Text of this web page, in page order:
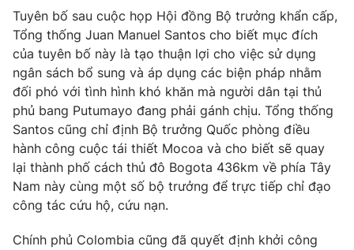
Hậu trường
Nhân vật
Khán giả
Giải sao mai
Điện ảnh
Âm nhạc
Sao
Đời sống
Du lịch
Làm đẹp
Chất lượng cuộc sống
Giáo dục
Tuyển sinh
Học trực tuyến
Công nghệ
Hitech Công nghệ tương lai
Sản phẩm
Thị trường
Giao lưu trực tuyến
Lịch phát sóng
Tuyên bố sau cuộc họp Hội đồng Bộ trưởng khẩn cấp,
Tổng thống Juan Manuel Santos cho biết mục đích
của tuyên bố này là tạo thuận lợi cho việc sử dụng
ngân sách bổ sung và áp dụng các biện pháp nhằm
đối phó với tình hình khó khăn mà người dân tại thủ
phủ bang Putumayo đang phải gánh chịu. Tổng thống
Santos cũng chỉ định Bộ trưởng Quốc phòng điều
hành công cuộc tái thiết Mocoa và cho biết sẽ quay
lại thành phố cách thủ đô Bogota 436km về phía Tây
Nam này cùng một số bộ trưởng để trực tiếp chỉ đạo
công tác cứu hộ, cứu nạn.
Chính phủ Colombia cũng đã quyết định khởi công